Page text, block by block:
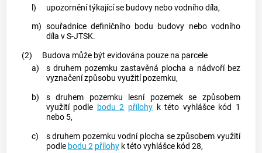
l)
upozornění týkající se budovynebo vodního díla,
m) souřadnice definičního bodu budovy nebo vodního
díla v S-JTSK.
(2)
Budova může být evidována pouze na parcele
a)
s druhem pozemku zastavěná plocha a nádvoří bez
vyznačení způsobu využití pozemku,
b)
s druhem pozemku lesní pozemekse způsobem
využití podle bodu 2 přílohyk této vyhlášce kód 1
nebo 5,
c)
s druhem pozemku vodní plocha se způsobem využití
podle bodu 2 přílohyk této vyhlášce kód 28,